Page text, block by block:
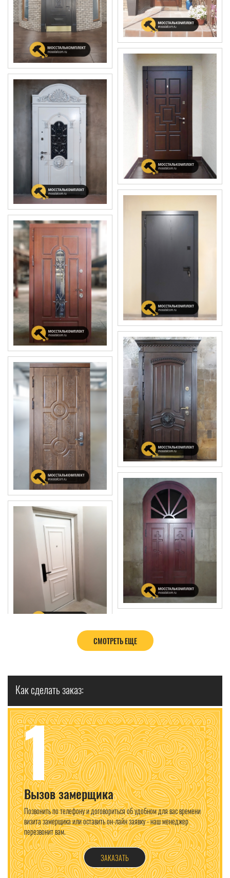
СМОТРЕТЬ ЕЩЕ
Как сделать заказ:
1
Вызов замерщика
Позвонить по телефону и договориться об удобном для вас времени
визита замерщика или оставить он-лайн заявку - наш менеджер
перезвонит вам.
ЗАКАЗАТЬ